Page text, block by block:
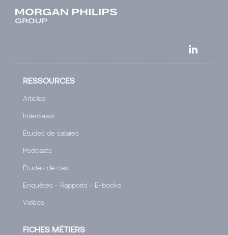
RESSOURCES
Articles
Interviews
Études de salaires
Podcasts
Études de cas
Enquêtes - Rapports - E-books
Vidéos
FICHES MÉTIERS